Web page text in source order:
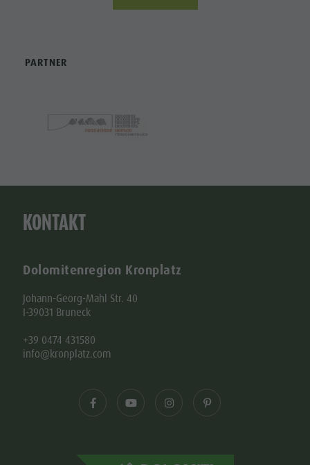
PARTNER
KONTAKT
Dolomitenregion Kronplatz
Johann-Georg-Mahl Str. 40
I-39031 Bruneck
+39 0474 431580
info@kronplatz.com